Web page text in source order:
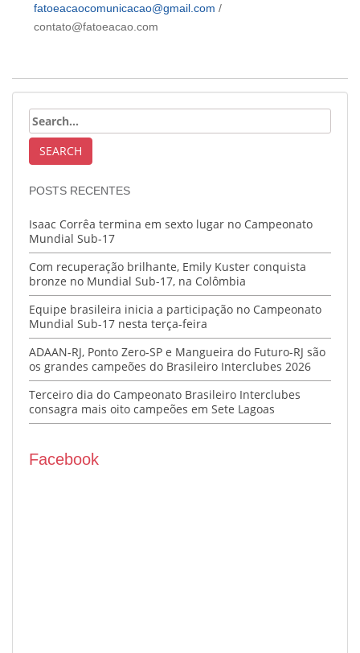
fatoeacaocomunicacao@gmail.com /
contato@fatoeacao.com
POSTS RECENTES
Isaac Corrêa termina em sexto lugar no Campeonato
Mundial Sub-17
Com recuperação brilhante, Emily Kuster conquista
bronze no Mundial Sub-17, na Colômbia
Equipe brasileira inicia a participação no Campeonato
Mundial Sub-17 nesta terça-feira
ADAAN-RJ, Ponto Zero-SP e Mangueira do Futuro-RJ são
os grandes campeões do Brasileiro Interclubes 2026
Terceiro dia do Campeonato Brasileiro Interclubes
consagra mais oito campeões em Sete Lagoas
Facebook